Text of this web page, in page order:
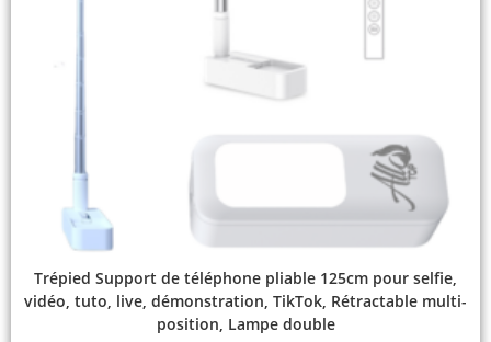
Trépied Support de téléphone pliable 125cm pour selfie,
vidéo, tuto, live, démonstration, TikTok, Rétractable multi-
position, Lampe double